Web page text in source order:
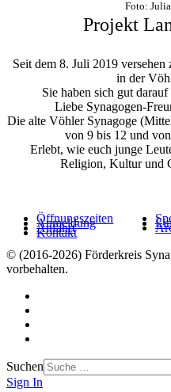
Foto:
Projekt
Seit dem 8. Juli 2019
in der
Sie haben sich gut
Liebe Synagogen-
Die alte Vöhler Synagoge
von 9 bis 12 und
Erlebt, wie euch junge
Religion, Kultur und
Öffnungszeiten
Anmeldung
Anfahrt
Kontakt
© (2016-2026) Förderkreis
vorbehalten.
Suchen
Sign In